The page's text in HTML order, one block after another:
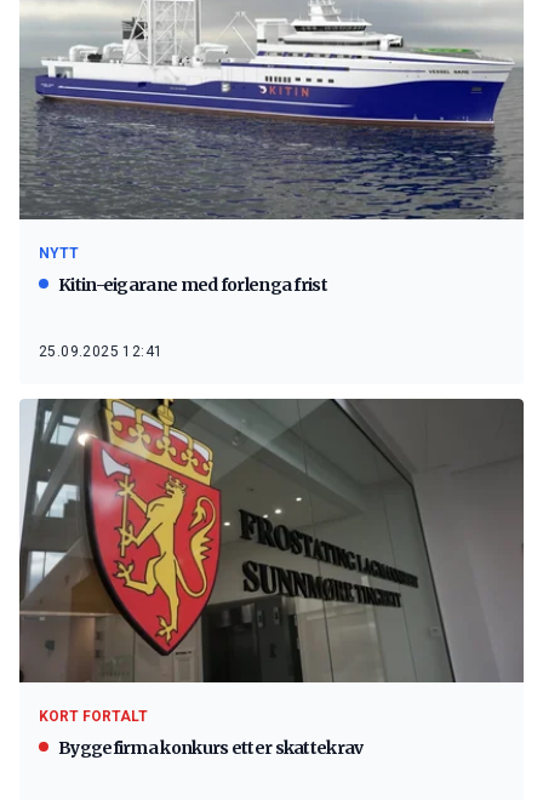
NYTT
Kitin-eigarane med forlenga frist
25.09.2025 12:41
KORT FORTALT
Byggefirma konkurs etter skattekrav